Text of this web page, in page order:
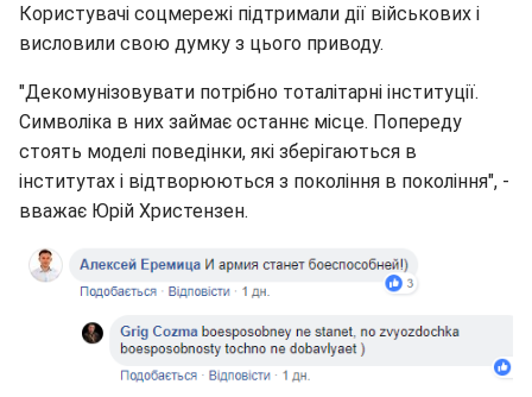
Користувачі соцмережі підтримали дії військових і
висловили свою думку з цього приводу.
"Декомунізовувати потрібно тоталітарні інституції.
Символіка в них займає останнє місце. Попереду
стоять моделі поведінки, які зберігаються в
інститутах і відтворюються з покоління в покоління", -
вважає Юрій Христензен.